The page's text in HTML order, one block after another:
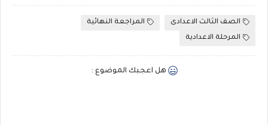
الصف الثالث الاعدادى
المراجعة النهائية
المرحلة الاعدادية
هل اعجبك الموضوع :